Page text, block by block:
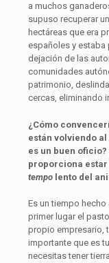
a muchos
supuso recuperar
hectáreas que era
españoles y
dejación de las
comunidades
patrimonio,
cercas, eliminando
¿Cómo
están volviendo
es un buen
proporciona estar
tempo lento del
Es un tiempo hecho
primer lugar el
propio empresario,
importante que es
necesitas tener